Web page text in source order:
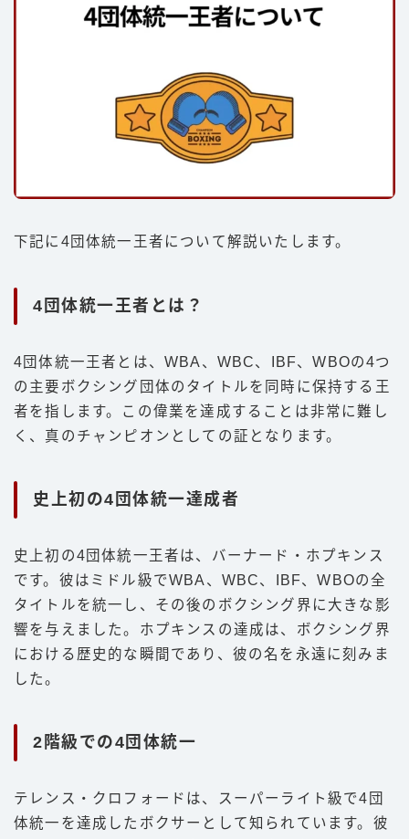
下記に4団体統一王者について解説いたします。
4団体統一王者とは？
4団体統一王者とは、WBA、WBC、IBF、WBOの4つ
の主要ボクシング団体のタイトルを同時に保持する王
者を指します。この偉業を達成することは非常に難し
く、真のチャンピオンとしての証となります。
史上初の4団体統一達成者
史上初の4団体統一王者は、バーナード・ホプキンス
です。彼はミドル級でWBA、WBC、IBF、WBOの全
タイトルを統一し、その後のボクシング界に大きな影
響を与えました。ホプキンスの達成は、ボクシング界
における歴史的な瞬間であり、彼の名を永遠に刻みま
した。
2階級での4団体統一
テレンス・クロフォードは、スーパーライト級で4団
体統一を達成したボクサーとして知られています。彼